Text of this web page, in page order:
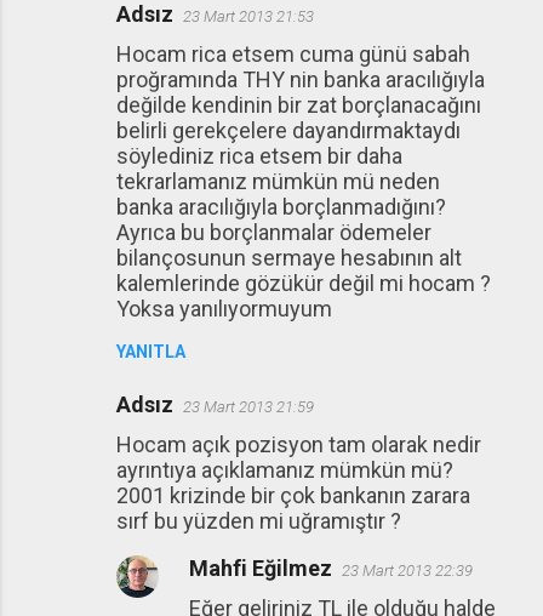
Adsız 23 Mart 2013 21:53
Hocam rica etsem cuma günü sabah
proğramında THY nin banka aracılığıyla
değilde kendinin bir zat borçlanacağını
belirli gerekçelere dayandırmaktaydı
söylediniz rica etsem bir daha
tekrarlamanız mümkün mü neden
banka aracılığıyla borçlanmadığını?
Ayrıca bu borçlanmalar ödemeler
bilançosunun sermaye hesabının alt
kalemlerinde gözükür değil mi hocam ?
Yoksa yanılıyormuyum
YANITLA
Adsız 23 Mart 2013 21:59
Hocam açık pozisyon tam olarak nedir
ayrıntıya açıklamanız mümkün mü?
2001 krizinde bir çok bankanın zarara
sırf bu yüzden mi uğramıştır ?
Mahfi Eğilmez 23 Mart 2013 22:39
Eğer geliriniz TL ile olduğu halde